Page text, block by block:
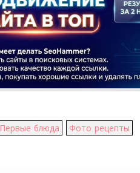
Первые блюда Фото рецепты